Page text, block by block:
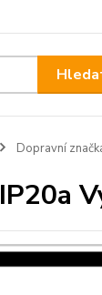
Dopravní